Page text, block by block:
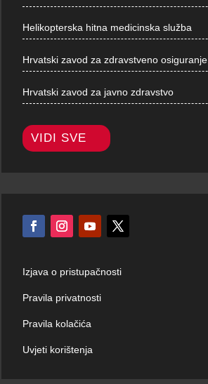
Helikopterska hitna medicinska služba
Hrvatski zavod za zdravstveno osiguranje
Hrvatski zavod za javno zdravstvo
VIDI SVE
Izjava o pristupačnosti
Pravila privatnosti
Pravila kolačića
Uvjeti korištenja